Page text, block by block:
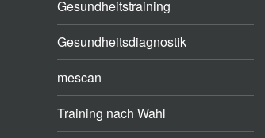
Gesundheitstraining
Gesundheitsdiagnostik
mescan
Training nach Wahl